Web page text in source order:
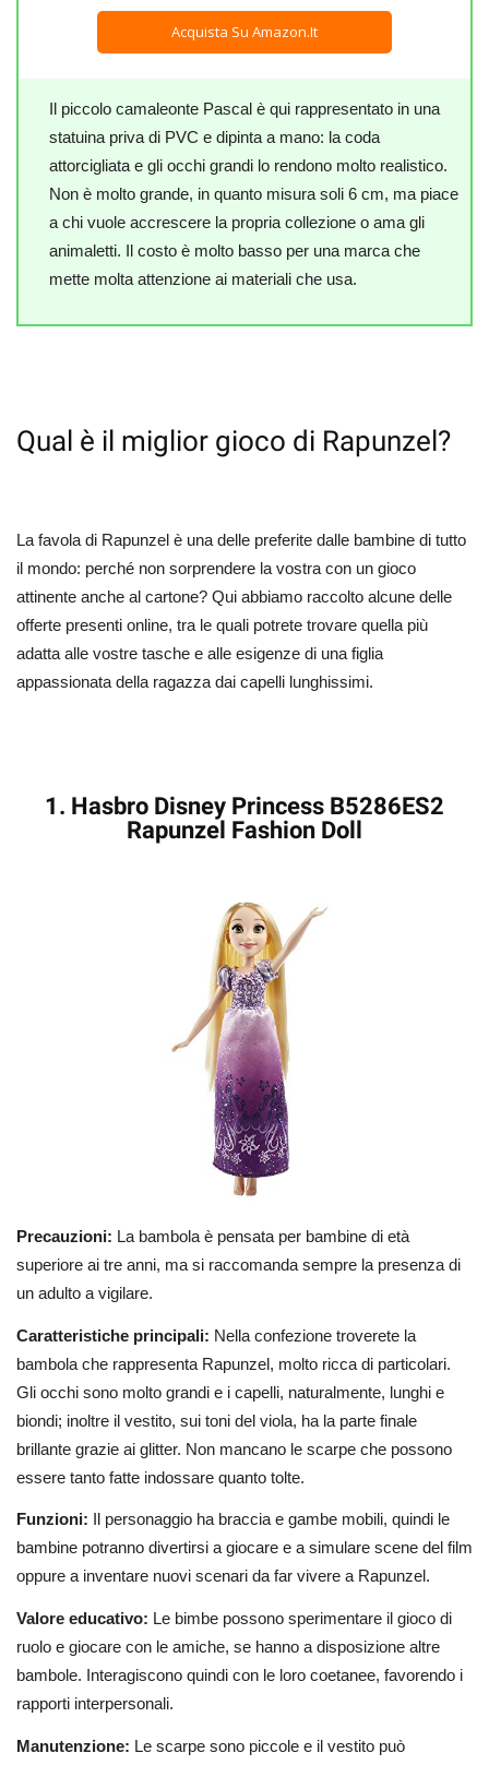
Acquista Su Amazon.it
Il piccolo camaleonte Pascal è qui rappresentato in una
statuina priva di PVC e dipinta a mano: la coda
attorcigliata e gli occhi grandi lo rendono molto realistico.
Non è molto grande, in quanto misura soli 6 cm, ma piace
a chi vuole accrescere la propria collezione o ama gli
animaletti. Il costo è molto basso per una marca che
mette molta attenzione ai materiali che usa.
Qual è il miglior gioco di Rapunzel?
La favola di Rapunzel è una delle preferite dalle bambine di tutto
il mondo: perché non sorprendere la vostra con un gioco
attinente anche al cartone? Qui abbiamo raccolto alcune delle
offerte presenti online, tra le quali potrete trovare quella più
adatta alle vostre tasche e alle esigenze di una figlia
appassionata della ragazza dai capelli lunghissimi.
1. Hasbro Disney Princess B5286ES2
Rapunzel Fashion Doll
Precauzioni: La bambola è pensata per bambine di età
superiore ai tre anni, ma si raccomanda sempre la presenza di
un adulto a vigilare.
Caratteristiche principali: Nella confezione troverete la
bambola che rappresenta Rapunzel, molto ricca di particolari.
Gli occhi sono molto grandi e i capelli, naturalmente, lunghi e
biondi; inoltre il vestito, sui toni del viola, ha la parte finale
brillante grazie ai glitter. Non mancano le scarpe che possono
essere tanto fatte indossare quanto tolte.
Funzioni: Il personaggio ha braccia e gambe mobili, quindi le
bambine potranno divertirsi a giocare e a simulare scene del film
oppure a inventare nuovi scenari da far vivere a Rapunzel.
Valore educativo: Le bimbe possono sperimentare il gioco di
ruolo e giocare con le amiche, se hanno a disposizione altre
bambole. Interagiscono quindi con le loro coetanee, favorendo i
rapporti interpersonali.
Manutenzione: Le scarpe sono piccole e il vestito può